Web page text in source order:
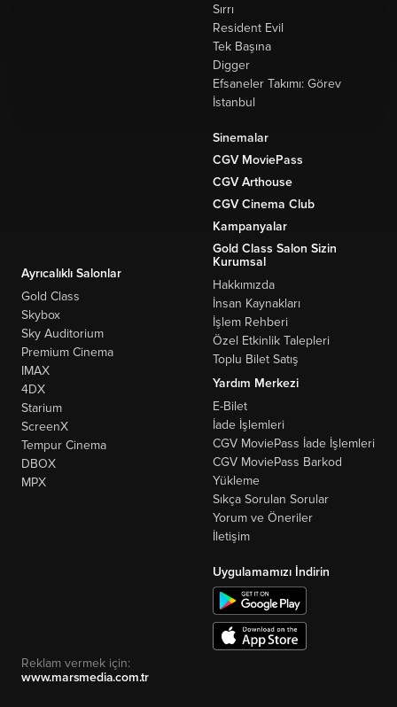
Sırrı
Resident Evil
Tek Başına
Digger
Efsaneler Takımı: Görev
İstanbul
Sinemalar
CGV MoviePass
CGV Arthouse
CGV Cinema Club
Kampanyalar
Gold Class Salon Sizin
Ayrıcalıklı Salonlar
Gold Class
Skybox
Sky Auditorium
Premium Cinema
IMAX
4DX
Starium
ScreenX
Tempur Cinema
DBOX
MPX
Kurumsal
Hakkımızda
İnsan Kaynakları
İşlem Rehberi
Özel Etkinlik Talepleri
Toplu Bilet Satış
Yardım Merkezi
E-Bilet
İade İşlemleri
CGV MoviePass İade İşlemleri
CGV MoviePass Barkod
Yükleme
Sıkça Sorulan Sorular
Yorum ve Öneriler
İletişim
Uygulamamızı İndirin
Reklam vermek için:
www.marsmedia.com.tr